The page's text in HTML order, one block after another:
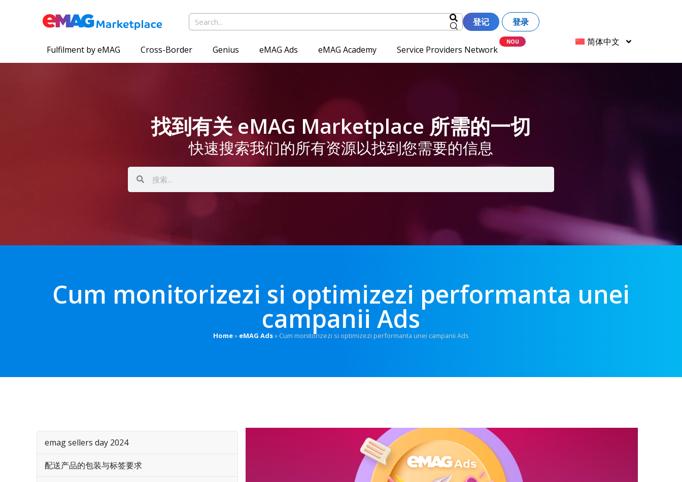
登记 登录
Fulfilment by eMAG Cross-Border Genius eMAG Ads eMAG Academy Service Providers Network
简体中文
找到有关 eMAG Marketplace 所需的一切
快速搜索我们的所有资源以找到您需要的信息
Cum monitorizezi si optimizezi performanta unei
campanii Ads
Home» eMAG Ads» Cum monitorizezi si optimizezi performanta unei campanii Ads
emag sellers day 2024
配送产品的包装与标签要求